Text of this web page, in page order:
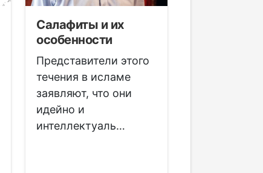
Салафиты и их
особенности
Представители этого
течения в исламе
заявляют, что они
идейно и
интеллектуаль…